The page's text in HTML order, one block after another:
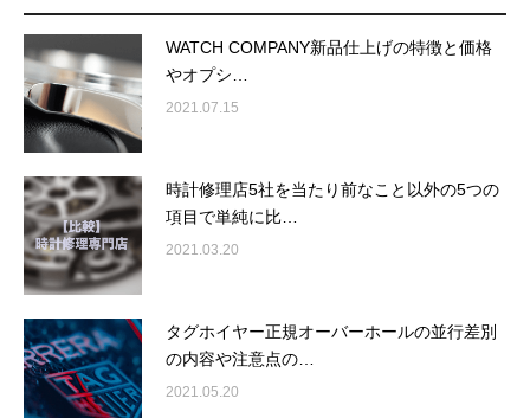
WATCH COMPANY新品仕上げの特徴と価格
やオプシ…
2021.07.15
時計修理店5社を当たり前なこと以外の5つの
項目で単純に比…
2021.03.20
タグホイヤー正規オーバーホールの並行差別
の内容や注意点の…
2021.05.20